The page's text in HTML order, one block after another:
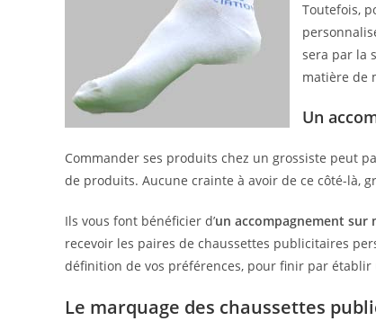
Toutefois,
sera par la
matière de
Un
Commander ses produits chez un grossiste peut
de produits. Aucune crainte à avoir de ce côté-là,
Ils vous font bénéficier d’un accompagnement sur
recevoir les paires de chaussettes publicitaires
définition de vos préférences, pour finir par établir
Le marquage des chaussettes